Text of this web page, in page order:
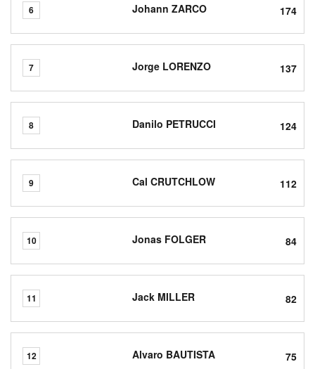
6 Johann ZARCO 174
7 Jorge LORENZO 137
8 Danilo PETRUCCI 124
9 Cal CRUTCHLOW 112
10 Jonas FOLGER 84
11 Jack MILLER 82
12 Alvaro BAUTISTA 75